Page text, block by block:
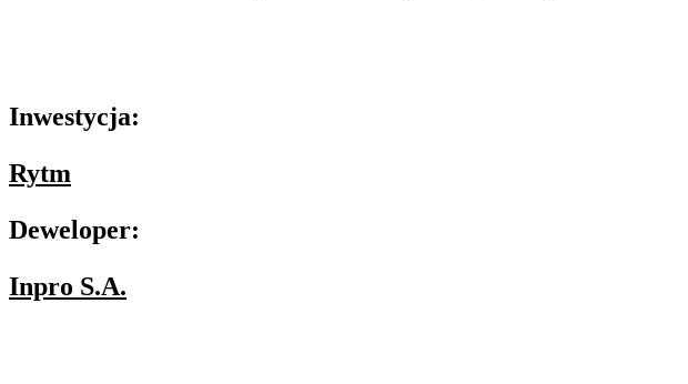
Inwestycja:
Rytm
Deweloper:
Inpro S.A.